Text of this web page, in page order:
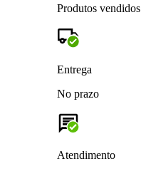
Produtos vendidos
Entrega
No prazo
Atendimento